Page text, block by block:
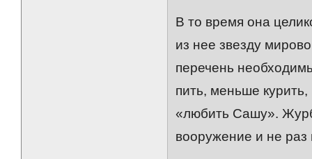
В то время она
из нее звезду
перечень
пить, меньше
«любить Сашу».
вооружение и не раз